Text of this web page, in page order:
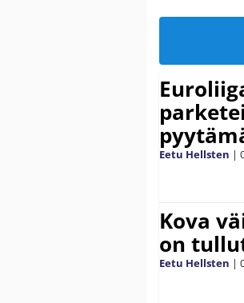
Eetu Hellsten |
Kova
on
Eetu Hellsten |